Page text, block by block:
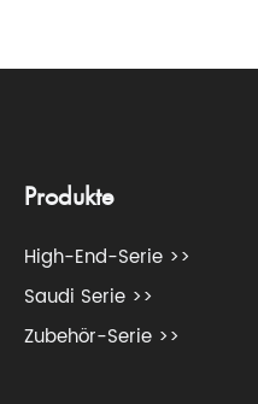
Produkte
High-End-Serie >>
Saudi Serie >>
Zubehör-Serie >>